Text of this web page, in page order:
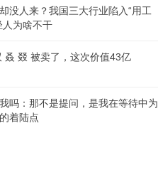
没人来？我国三大行业陷入“用工
人为啥不干
叒 叕 被卖了，这次价值43亿
吗：那不是提问，是我在等待中为
着陆点